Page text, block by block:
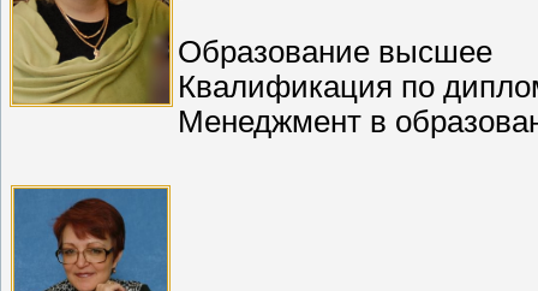
Образование высшее
Квалификация по
Менеджмент в